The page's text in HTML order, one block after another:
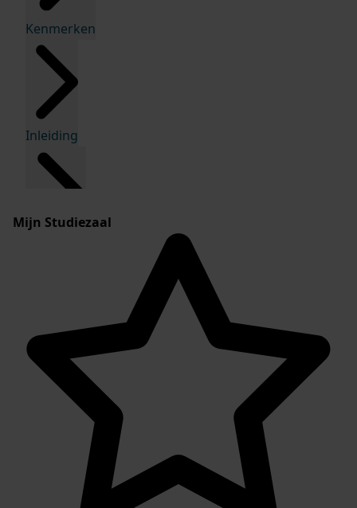
Kenmerken
Inleiding
Mijn Studiezaal